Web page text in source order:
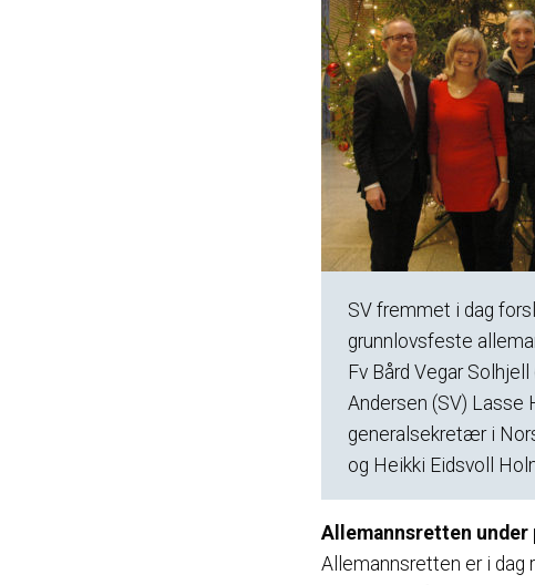
SV fremmet i dag
grunnlovsfeste
Fv Bård Vegar Solhjell
Andersen (SV) Lasse
generalsekretær i
og Heikki Eidsvoll
Allemannsretten under
Allemannsretten er i dag